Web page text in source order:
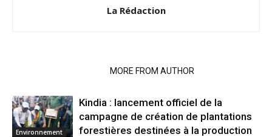
La Rédaction
MORE FROM AUTHOR
Environnement
Kindia : lancement officiel de la
campagne de création de plantations
forestières destinées à la production